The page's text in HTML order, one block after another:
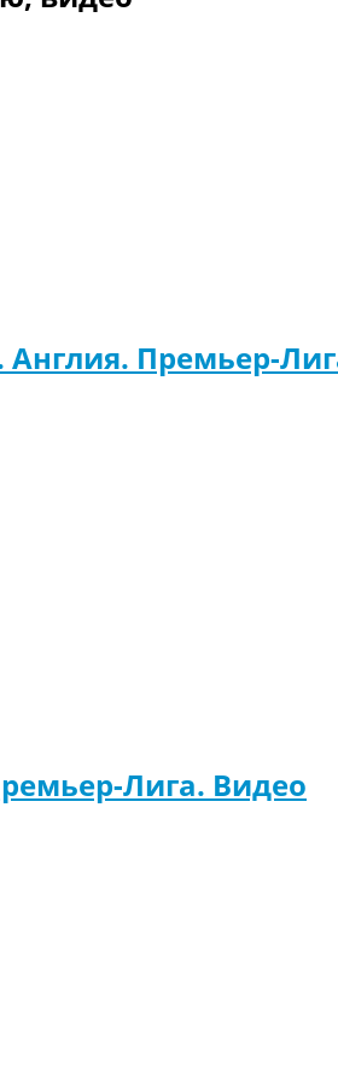
Премьер-
Лига. Видео